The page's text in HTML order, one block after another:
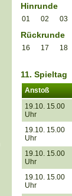
Hinrunde
01 02 03
Rückrunde
16 17 18
11. Spieltag
Anstoß
19.10. 15.00
Uhr
19.10. 15.00
Uhr
19.10. 15.00
Uhr
19.10. 15.00
Uhr